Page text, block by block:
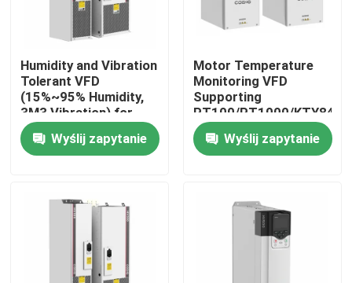
Wycieczka po fabryce
Kontrola jakości
Skontaktuj się z nami
Poproś o wycenę
Napęd o zmiennej częstotliwości VFD
Humidity and Vibration
Tolerant VFD
(15%~95% Humidity,
3M3 Vibration) for
Harsh Conditions
Wyślij zapytanie
Motor Temperature
Monitoring VFD
Supporting
PT100/PT1000/KTY84
for Reliable
Performance
Wyślij zapytanie